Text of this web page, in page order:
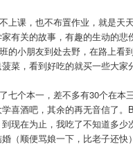
上课，也不布置作业，就是天
有关的故事，有趣的生动的悲
的小朋友到处去野，在路上看
菜，看到好吃的就买一些大家
七个本一，差不多有30个在本
喜酒吧，其余的再无音信了。
现在为止，我吃了不知道多少
（顺便骂娘一下，比老子还快